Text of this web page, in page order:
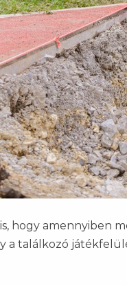
hogy amennyiben
a találkozó